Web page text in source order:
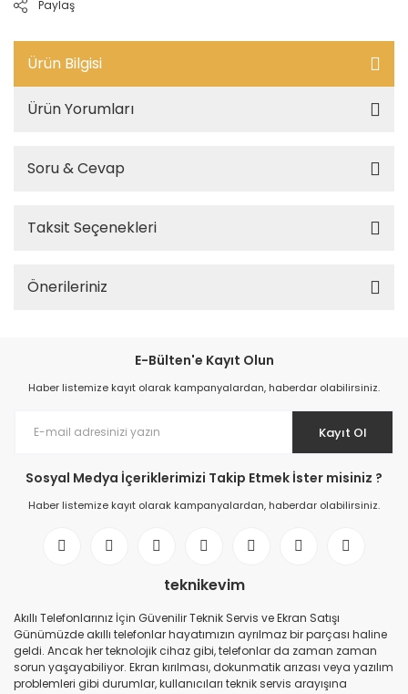
Paylaş
Ürün Bilgisi
Ürün Yorumları
Soru & Cevap
Taksit Seçenekleri
Önerileriniz
E-Bülten'e Kayıt Olun
Haber listemize kayıt olarak kampanyalardan, haberdar olabilirsiniz.
Kayıt Ol
Sosyal Medya İçeriklerimizi Takip Etmek İster misiniz ?
Haber listemize kayıt olarak kampanyalardan, haberdar olabilirsiniz.
teknikevim
Akıllı Telefonlarınız İçin Güvenilir Teknik Servis ve Ekran Satışı
Günümüzde akıllı telefonlar hayatımızın ayrılmaz bir parçası haline
geldi. Ancak her teknolojik cihaz gibi, telefonlar da zaman zaman
sorun yaşayabiliyor. Ekran kırılması, dokunmatik arızası veya yazılım
problemleri gibi durumlar, kullanıcıları teknik servis arayışına